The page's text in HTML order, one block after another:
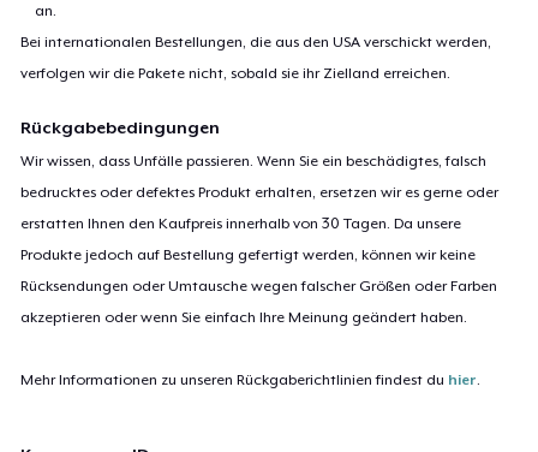
an.
Bei internationalen Bestellungen, die aus den USA verschickt werden,
verfolgen wir die Pakete nicht, sobald sie ihr Zielland erreichen.
Rückgabebedingungen
Wir wissen, dass Unfälle passieren. Wenn Sie ein beschädigtes, falsch
bedrucktes oder defektes Produkt erhalten, ersetzen wir es gerne oder
erstatten Ihnen den Kaufpreis innerhalb von 30 Tagen. Da unsere
Produkte jedoch auf Bestellung gefertigt werden, können wir keine
Rücksendungen oder Umtausche wegen falscher Größen oder Farben
akzeptieren oder wenn Sie einfach Ihre Meinung geändert haben.
Mehr Informationen zu unseren Rückgaberichtlinien findest du hier.